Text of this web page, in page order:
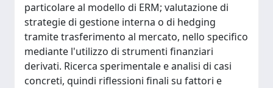
particolare al modello di ERM; valutazione di
strategie di gestione interna o di hedging
tramite trasferimento al mercato, nello specifico
mediante l'utilizzo di strumenti finanziari
derivati. Ricerca sperimentale e analisi di casi
concreti, quindi riflessioni finali su fattori e